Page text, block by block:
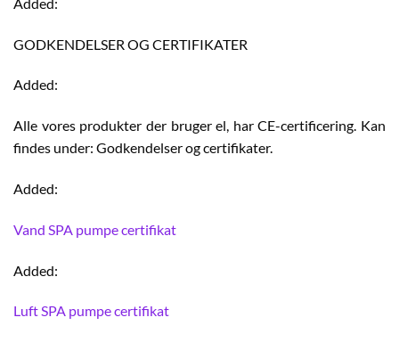
GODKENDELSER OG CERTIFIKATER
Added:
Alle vores produkter der bruger el, har CE-certificering. Kan
findes under: Godkendelser og certifikater.
Added:
Vand SPA pumpe certifikat
Added:
Luft SPA pumpe certifikat